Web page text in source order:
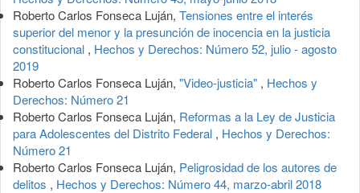
Roberto Carlos Fonseca Luján, Tensiones entre el interés
superior del menor y la presunción de inocencia en la justicia
constitucional , Hechos y Derechos: Número 52, julio - agosto
2019
Roberto Carlos Fonseca Luján, "Video-justicia" , Hechos y
Derechos: Número 21
Roberto Carlos Fonseca Luján, Reformas a la Ley de Justicia
para Adolescentes del Distrito Federal , Hechos y Derechos:
Número 21
Roberto Carlos Fonseca Luján, Peligrosidad de los autores de
delitos , Hechos y Derechos: Número 44, marzo-abril 2018